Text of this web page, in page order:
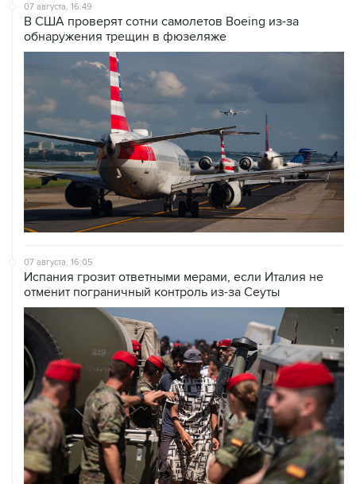
07 августа, 16:49
В США проверят сотни самолетов Boeing из-за
обнаружения трещин в фюзеляже
07 августа, 16:05
Испания грозит ответными мерами, если Италия не
отменит пограничный контроль из-за Сеуты